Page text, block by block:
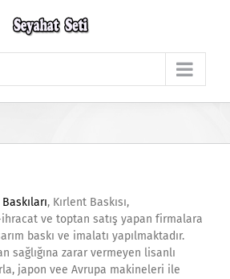
, Kırlent Baskısı,
ihracat ve toptan satış yapan firmalara
baskı ve imalatı yapılmaktadır.
sağlığına zarar vermeyen lisanlı
japon vee Avrupa makineleri ile